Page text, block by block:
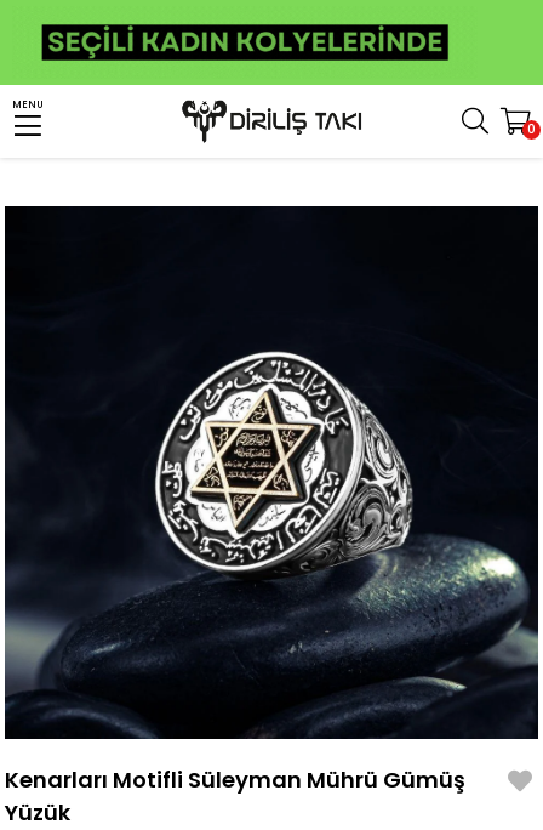
MENU
0
Erkek Gümüş Yüzük
Kenarları Motifli Süleyman Mührü Gümüş Yüzük
Kenarları Motifli Süleyman Mührü Gümüş
Yüzük